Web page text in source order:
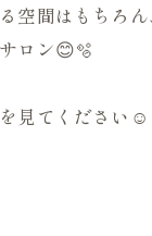
空間はもちろ
ロン😊🫧
見てください☺️